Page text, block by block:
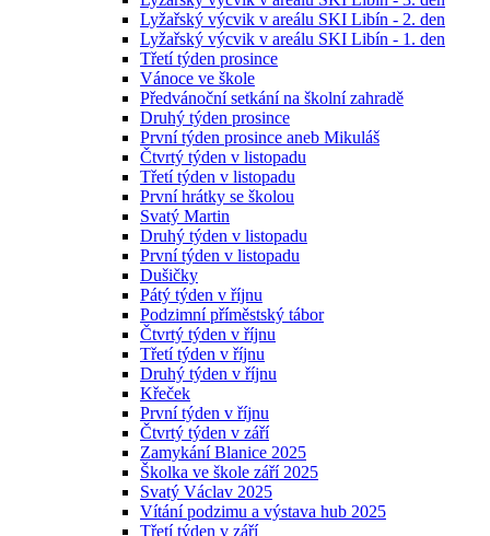
Lyžařský výcvik v areálu SKI Libín - 2. den
Lyžařský výcvik v areálu SKI Libín - 1. den
Třetí týden prosince
Vánoce ve škole
Předvánoční setkání na školní zahradě
Druhý týden prosince
První týden prosince aneb Mikuláš
Čtvrtý týden v listopadu
Třetí týden v listopadu
První hrátky se školou
Svatý Martin
Druhý týden v listopadu
První týden v listopadu
Dušičky
Pátý týden v říjnu
Podzimní příměstský tábor
Čtvrtý týden v říjnu
Třetí týden v říjnu
Druhý týden v říjnu
Křeček
První týden v říjnu
Čtvrtý týden v září
Zamykání Blanice 2025
Školka ve škole září 2025
Svatý Václav 2025
Vítání podzimu a výstava hub 2025
Třetí týden v září